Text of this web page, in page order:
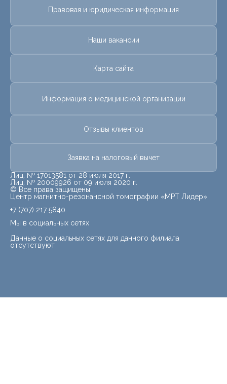
Правовая и юридическая информация
Наши вакансии
Карта сайта
Информация о медицинской организации
Отзывы клиентов
Заявка на налоговый вычет
Лиц. № 17013581 от 28 июля 2017 г.
Лиц. № 20009926 от 09 июля 2020 г.
© Все права защищены.
Центр магнитно-резонансной томографии «МРТ Лидер»
Мы в социальных сетях
Данные о социальных сетях для данного филиала
отсутствуют
+7 (707) 217 5840